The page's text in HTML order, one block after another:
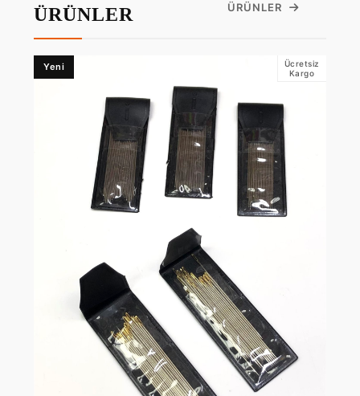
ÜRÜNLER
ÜRÜNLER
Yeni
Ücretsiz
Kargo